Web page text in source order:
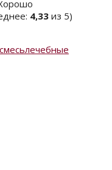
4,33 из 5)
лечебные